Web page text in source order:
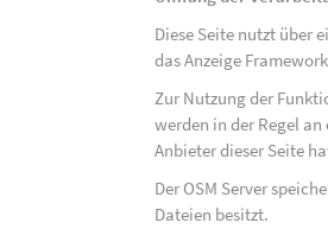
Diese Seite nutzt über
das Anzeige
Zur Nutzung der
werden in der Regel
Anbieter dieser Seite
Der OSM Server
Dateien besitzt.